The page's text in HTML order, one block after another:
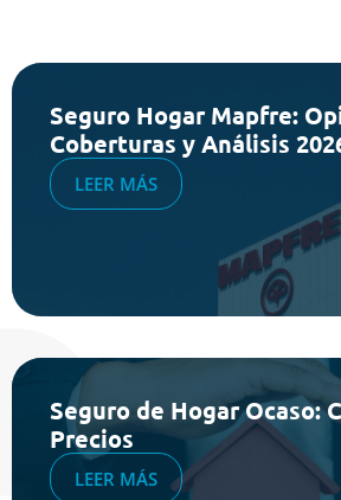
Seguro Hogar Mapfre:
Coberturas y Análisis
LEER MÁS
Seguro de Hogar Ocaso:
Precios
LEER MÁS